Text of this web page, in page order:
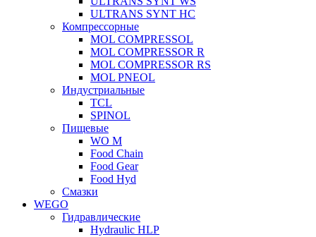
ULTRANS SYNT HC
Компрессорные
MOL COMPRESSOL
MOL COMPRESSOR R
MOL COMPRESSOR RS
MOL PNEOL
Индустриальные
TCL
SPINOL
Пищевые
WO M
Food Chain
Food Gear
Food Hyd
Смазки
WEGO
Гидравлические
Hydraulic HLP